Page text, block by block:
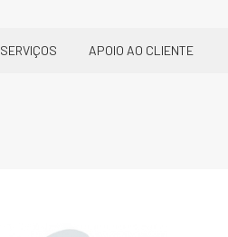
SERVIÇOS APOIO AO CLIENTE